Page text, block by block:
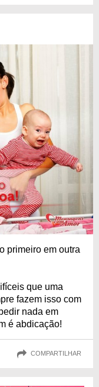
primeiro em outra
que uma
fazem isso com
nada em
é abdicação!
COMPARTILHAR